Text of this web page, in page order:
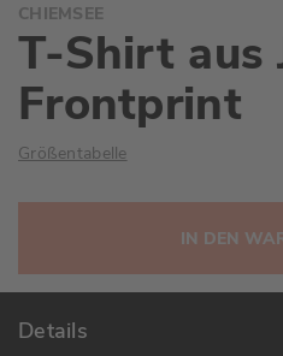
Anfang
der
Bildgalerie
springen
CHIEMSEE
T-Shirt aus
Frontprint
Größentabelle
IN DEN
Details